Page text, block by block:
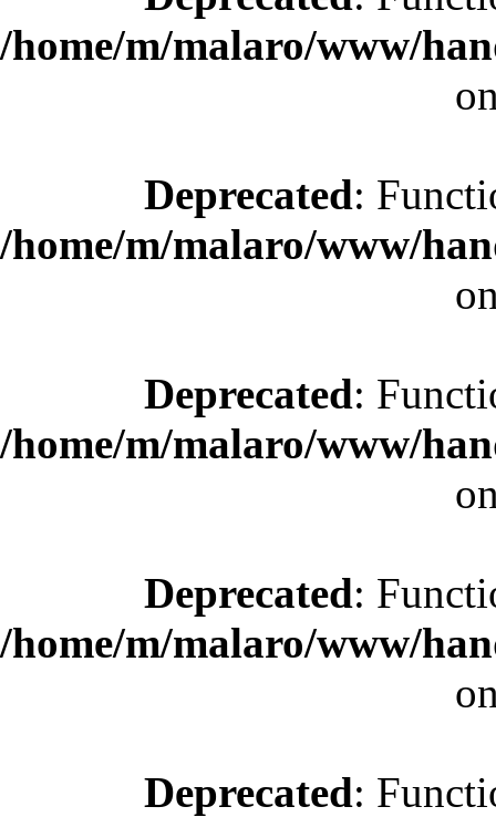
/home/m/malaro/www/
Deprecated:
/home/m/malaro/www/
Deprecated:
/home/m/malaro/www/
Deprecated:
/home/m/malaro/www/
Deprecated: